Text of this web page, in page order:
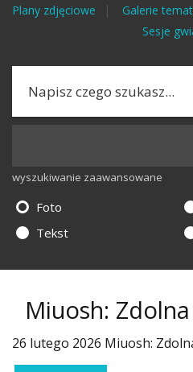
Plany zdjęciowe
Galerie
Sesje
wyszukiwanie zaawansowane
Foto
Tekst
Miuosh:
26 lutego 2026 Miuosh: